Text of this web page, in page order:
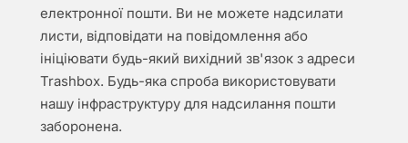
електронної пошти. Ви не можете надсилати
листи, відповідати на повідомлення або
ініціювати будь-який вихідний зв'язок з адреси
Trashbox. Будь-яка спроба використовувати
нашу інфраструктуру для надсилання пошти
заборонена.